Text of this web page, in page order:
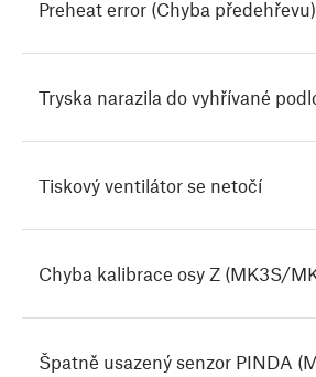
Preheat error (Chyba předehřevu)
Tryska narazila do vyhřívané
Tiskový ventilátor se netočí
Chyba kalibrace osy Z (MK3S/
Špatně usazený senzor PINDA